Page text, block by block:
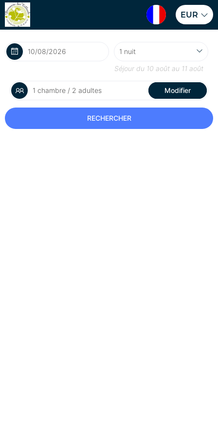
EUR
Séjour du 10 août au 11 août
1 chambre / 2 adultes Modifier